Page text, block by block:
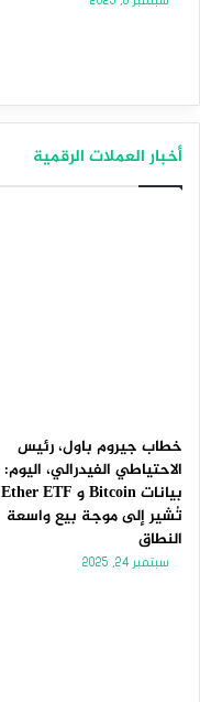
أخبار العملات الرقمية
خطاب جيروم باول، رئيس
الاحتياطي الفيدرالي، اليوم:
بيانات Bitcoin و Ether ETF
تُشير إلى موجة بيع واسعة
النطاق
سبتمبر 24, 2025